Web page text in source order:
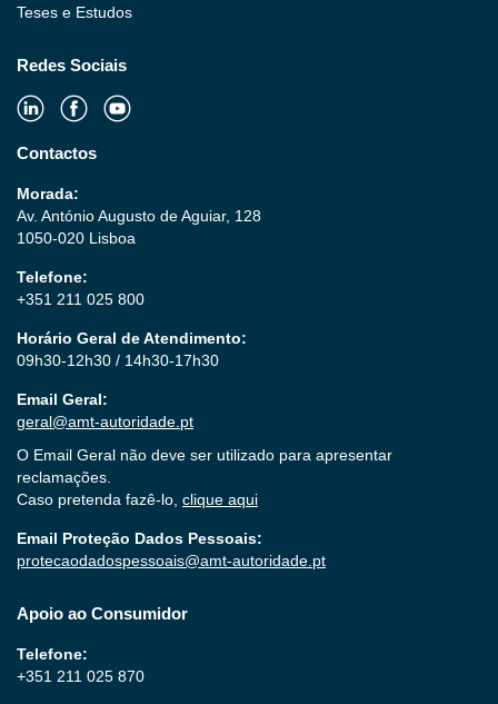
Teses e Estudos
Redes Sociais
Contactos
Morada:
Av. António Augusto de Aguiar, 128
1050-020 Lisboa
Telefone:
+351 211 025 800
Horário Geral de Atendimento:
09h30-12h30 / 14h30-17h30
Email Geral:
geral@amt-autoridade.pt
O Email Geral não deve ser utilizado para apresentar
reclamações.
Caso pretenda fazê-lo, clique aqui
Email Proteção Dados Pessoais:
protecaodadospessoais@amt-autoridade.pt
Apoio ao Consumidor
Telefone:
+351 211 025 870